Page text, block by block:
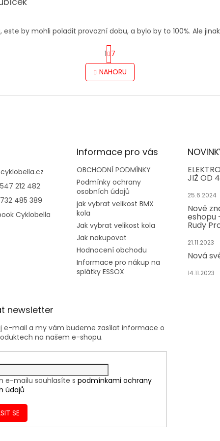
je 5 z 5 hvězdiček.
by mohli poladit provozní dobu, a bylo by to 100%. Ale
O
v
á
r
k
y
v
ý
p
s
u
S
t
r
á
n
o
1 7
NAHORU
cyklobella.cz
212 482
485 389
Cyklobella
Informace pro vás
OBCHODNÍ PODMÍNKY
Podmínky ochrany
osobních údajů
jak vybrat velikost BMX
kola
Jak vybrat velikost kola
Jak nakupovat
Hodnocení obchodu
Informace pro nákup na
splátky ESSOX
JIŽ OD
25.6.2024
Nové
eshopu
Rudy
21.11.2023
Nová
14.11.2023
newsletter
e-mail a my vám budeme zasílat informace o
na našem e-shopu.
e-mailu souhlasíte s podmínkami ochrany
údajů
SE